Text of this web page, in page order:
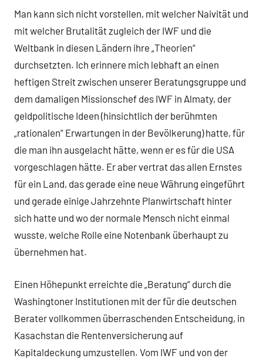
Man kann sich nicht vorstellen, mit welcher Naivität und
mit welcher Brutalität zugleich der IWF und die
Weltbank in diesen Ländern ihre „Theorien“
durchsetzten. Ich erinnere mich lebhaft an einen
heftigen Streit zwischen unserer Beratungsgruppe und
dem damaligen Missionschef des IWF in Almaty, der
geldpolitische Ideen (hinsichtlich der berühmten
„rationalen“ Erwartungen in der Bevölkerung) hatte, für
die man ihn ausgelacht hätte, wenn er es für die USA
vorgeschlagen hätte. Er aber vertrat das allen Ernstes
für ein Land, das gerade eine neue Währung eingeführt
und gerade einige Jahrzehnte Planwirtschaft hinter
sich hatte und wo der normale Mensch nicht einmal
wusste, welche Rolle eine Notenbank überhaupt zu
übernehmen hat.
Einen Höhepunkt erreichte die „Beratung“ durch die
Washingtoner Institutionen mit der für die deutschen
Berater vollkommen überraschenden Entscheidung, in
Kasachstan die Rentenversicherung auf
Kapitaldeckung umzustellen. Vom IWF und von der